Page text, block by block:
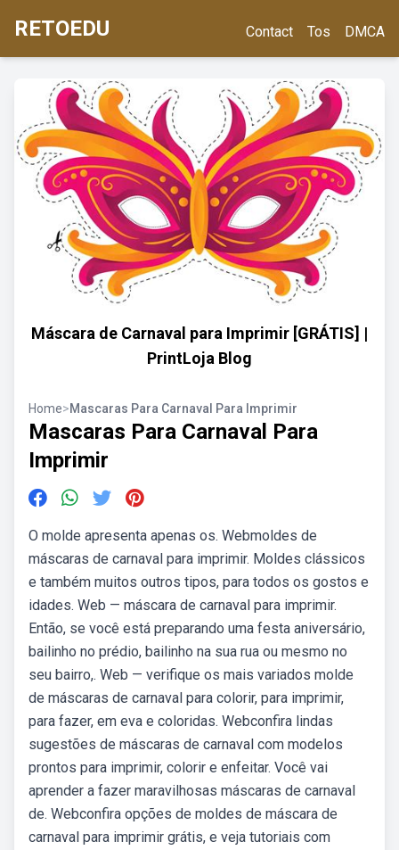
RETOEDU Contact Tos DMCA
Máscara de Carnaval para Imprimir [GRÁTIS] |
PrintLoja Blog
Home>Mascaras Para Carnaval Para Imprimir
Mascaras Para Carnaval Para
Imprimir
O molde apresenta apenas os. Webmoldes de
máscaras de carnaval para imprimir. Moldes clássicos
e também muitos outros tipos, para todos os gostos e
idades. Web — máscara de carnaval para imprimir.
Então, se você está preparando uma festa aniversário,
bailinho no prédio, bailinho na sua rua ou mesmo no
seu bairro,. Web — verifique os mais variados molde
de máscaras de carnaval para colorir, para imprimir,
para fazer, em eva e coloridas. Webconfira lindas
sugestões de máscaras de carnaval com modelos
prontos para imprimir, colorir e enfeitar. Você vai
aprender a fazer maravilhosas máscaras de carnaval
de. Webconfira opções de moldes de máscara de
carnaval para imprimir grátis, e veja tutoriais com